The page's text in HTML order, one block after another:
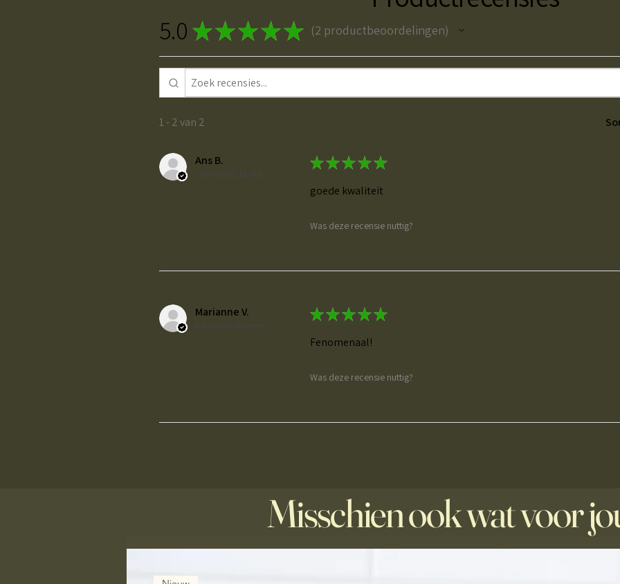
5.0 ★★★★★ 2 productbeoordelingen
2
1 - 2 van 2
Ans B.
Gemonde, NL-NB
★★★★★
goede kwaliteit
Was deze recensie nuttig?
Marianne V. ★★★★★
Fenomenaal!
Was deze recensie nuttig?
Misschien ook wat voor